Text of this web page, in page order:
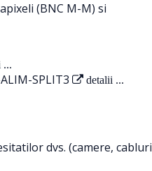
(BNC M-M) si
SPLIT3 detalii ...
dvs. (camere, cabluri